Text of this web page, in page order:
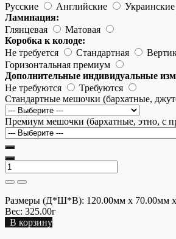
Русские Английские
Ламинация:
Глянцевая
Матовая
Коробка к колоде:
Не требуется
Стандартная
Горизонтальная премиум
Дополнительные индивидуальные
Не требуются
Требуются
Стандартные мешочки (бархатные,
Премиум мешочки (бархатные, этно, с
Размеры (Д*Ш*В): 120.00мм x 70.00мм
Вес: 325.00г
В корзину